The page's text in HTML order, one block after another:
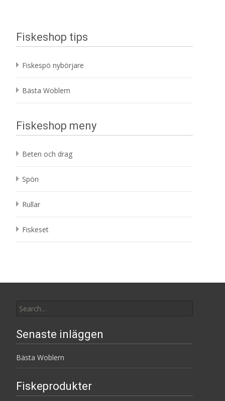
Fiskeshop tips
Fiskespö nybörjare
Bästa Woblern
Fiskeshop meny
Beten och drag
Spön
Rullar
Fiskeset
for:
Senaste inläggen
Bästa Woblern
Fiskeprodukter